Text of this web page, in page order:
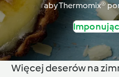
aby Thermomix®
Więcej deserów na